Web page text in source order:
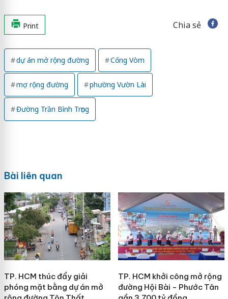
Print Chia sẻ
dự án mở rộng đường Cống Vòm
mợ rộng đường phường Vườn Lài
Đường Trần Bình Trọng
Bài liên quan
TP. HCM thúc đẩy giải
phóng mặt bằng dự án mở
TP. HCM khởi công mở rộng
đường Hội Bài - Phước Tân